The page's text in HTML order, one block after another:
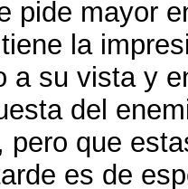
pide mayor
la
a su vista y
del
pero que
es de